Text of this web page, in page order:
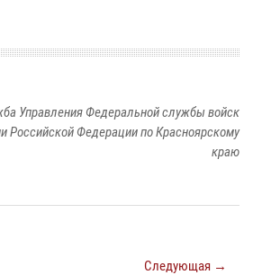
Управления Федеральной службы войск
Российской Федерации по Красноярскому
краю
Следующая →